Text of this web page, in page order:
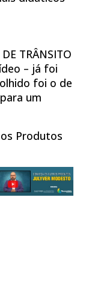
TRÂNSITO
– já foi
foi o de
um
Produtos